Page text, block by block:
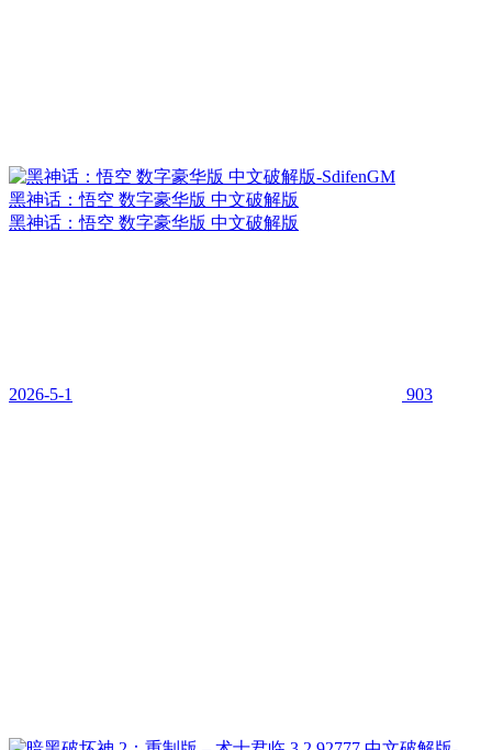
黑神话：悟空 数字豪华版 中文破解版
黑神话：悟空 数字豪华版 中文破解版
2026-5-1 903